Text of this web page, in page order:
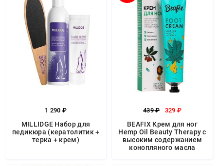
1 290 ₽
MILLIDGE Набор для
педикюра (кератолитик +
терка + крем)
439 ₽ 329 ₽
BEAFIX Крем для ног
Hemp Oil Beauty Therapy с
высоким содержанием
конопляного масла